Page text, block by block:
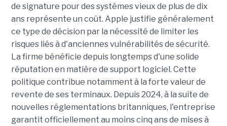
de signature pour des systèmes vieux de plus de dix
ans représente un coût. Apple justifie généralement
ce type de décision par la nécessité de limiter les
risques liés à d'anciennes vulnérabilités de sécurité.
La firme bénéficie depuis longtemps d'une solide
réputation en matière de support logiciel. Cette
politique contribue notamment à la forte valeur de
revente de ses terminaux. Depuis 2024, à la suite de
nouvelles réglementations britanniques, l'entreprise
garantit officiellement au moins cinq ans de mises à